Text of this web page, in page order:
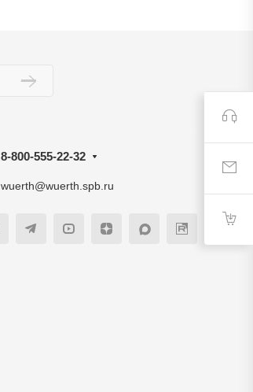
8-800-555-22-32
wuerth@wuerth.spb.ru